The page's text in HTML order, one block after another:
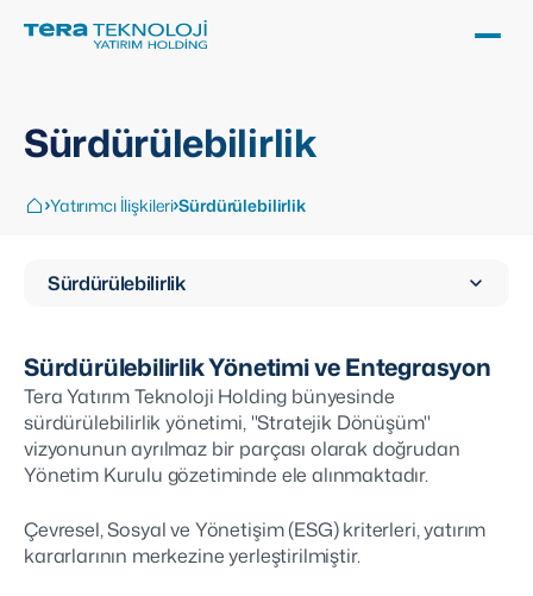
Sürdürülebilirlik
Yatırımcı İlişkileri Sürdürülebilirlik
Sürdürülebilirlik
Sürdürülebilirlik Yönetimi ve Entegrasyon
Tera Yatırım Teknoloji Holding bünyesinde
sürdürülebilirlik yönetimi, "Stratejik Dönüşüm"
vizyonunun ayrılmaz bir parçası olarak doğrudan
Yönetim Kurulu gözetiminde ele alınmaktadır.
Çevresel, Sosyal ve Yönetişim (ESG) kriterleri, yatırım
kararlarının merkezine yerleştirilmiştir.